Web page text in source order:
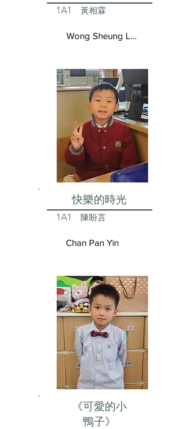
1A1 黃相霖
Wong Sheung Lam
快樂的時光
1A1 陳盼言
Chan Pan Yin
《可愛的小
鴨子》